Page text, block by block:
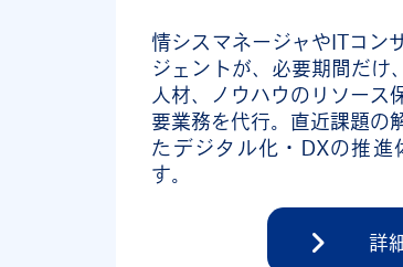
情シスマネージャやITコン
ジェントが、必要期間だけ
人材、ノウハウのリソース
要業務を代行。直近課題の
たデジタル化・DXの推進
す。
詳